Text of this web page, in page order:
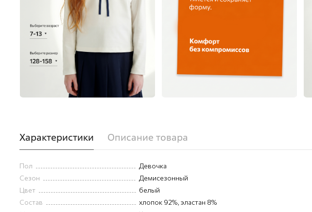
Характеристики Описание товара
Пол
Девочка
Сезон
Демисезонный
Цвет
белый
Состав
хлопок 92%, эластан 8%